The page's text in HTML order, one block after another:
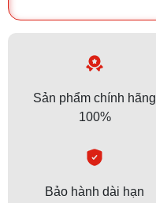
Sản phẩm chính hãng
100%
Bảo hành dài hạn